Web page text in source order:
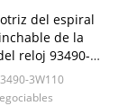
del espiral
de la
reloj 93490-
Hyundai
3W110